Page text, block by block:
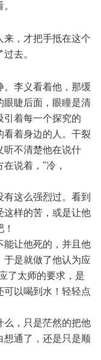
，才把手抵在这个
去。
李义看着他，那缓
眼睫后面，眼瞳是清
引着每一个探究的
看着身边的人。干裂
听不清楚他在说什
说着，"冷，
这么强烈过。看到
这样的苦，或是让他
让他死的，并且他
于是就做了他认为应
了太师的要求，是
可以喝到水！轻轻点
，只是茫然的把他
想通了，还是只是顺